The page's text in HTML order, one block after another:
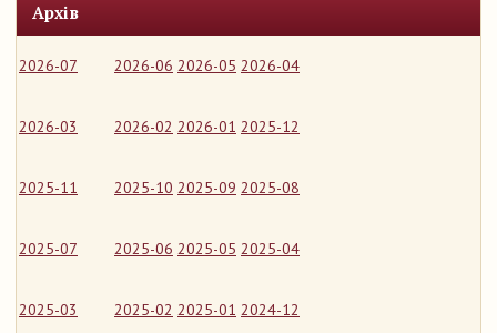
Архів
2026-07 2026-06 2026-05 2026-04
2026-03 2026-02 2026-01 2025-12
2025-11 2025-10 2025-09 2025-08
2025-07 2025-06 2025-05 2025-04
2025-03 2025-02 2025-01 2024-12